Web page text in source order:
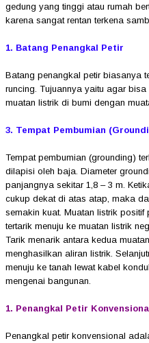
gedung yang tinggi atau rumah
karena sangat rentan terkena
1. Batang Penangkal Petir
Batang penangkal petir biasanya
runcing. Tujuannya yaitu agar
muatan listrik di bumi dengan
3. Tempat Pembumian
Tempat pembumian (grounding)
dilapisi oleh baja. Diameter
panjangnya sekitar 1,8 – 3 m.
cukup dekat di atas atap, maka
semakin kuat. Muatan listrik
tertarik menuju ke muatan listrik
Tarik menarik antara kedua
menghasilkan aliran listrik.
menuju ke tanah lewat kabel
mengenai bangunan.
1. Penangkal Petir
Penangkal petir konvensional